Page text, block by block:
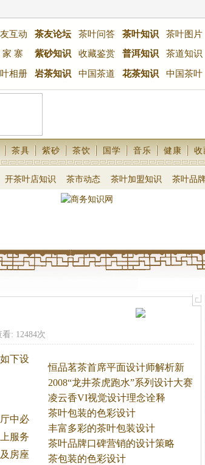
互动 茶友论坛 茶叶问答 茶叶知识 茶叶图片
家 寨 紫砂知识 收藏鉴赏 普洱知识 茶道知识
相册 岩茶知识 中国茶道 花茶知识 中国茶叶
茶具 紫砂 茶饮 国学 音乐 健康 收
开茶叶店知识 茶市动态 茶叶加盟知识 茶叶品
: 12484次
恒品茗茶首席平面设计师解析新
品
2008“龙井茶虎跑水”系列设计大赛
凌云香VI视觉设计理念诠释
茶叶包装的色彩设计
丰富多彩的茶叶包装设计
茶叶品牌口碑营销的设计策略
茶包装的色彩设计
下设
中必
服务
房座